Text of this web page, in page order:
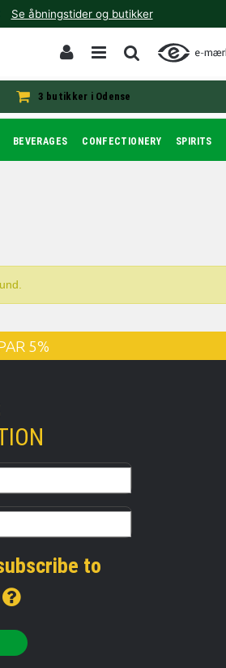
Se åbningstider og butikker
3 butikker i Odense
BEVERAGES CONFECTIONERY SPIRITS
5%
to